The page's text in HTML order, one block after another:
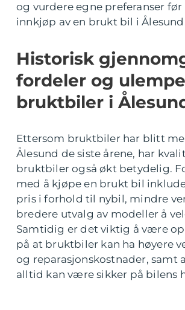
og vurdere egne preferanser
innkjøp av en brukt bil i
Historisk
fordeler og
bruktbiler i
Ettersom bruktbiler har blitt
Ålesund de siste årene, har
bruktbiler også økt betydelig.
med å kjøpe en brukt bil
pris i forhold til nybil, mindre
bredere utvalg av modeller å
Samtidig er det viktig å være
på at bruktbiler kan ha høyere
og reparasjonskostnader, samt
alltid kan være sikker på bilens